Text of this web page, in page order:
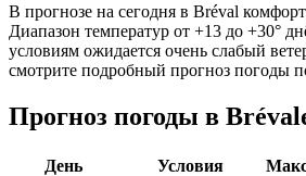
В прогнозе на сегодня в Bréval
Диапазон температур от +13 до +30°
условиям ожидается очень слабый
смотрите подробный прогноз погоды
Прогноз погоды в
День Условия